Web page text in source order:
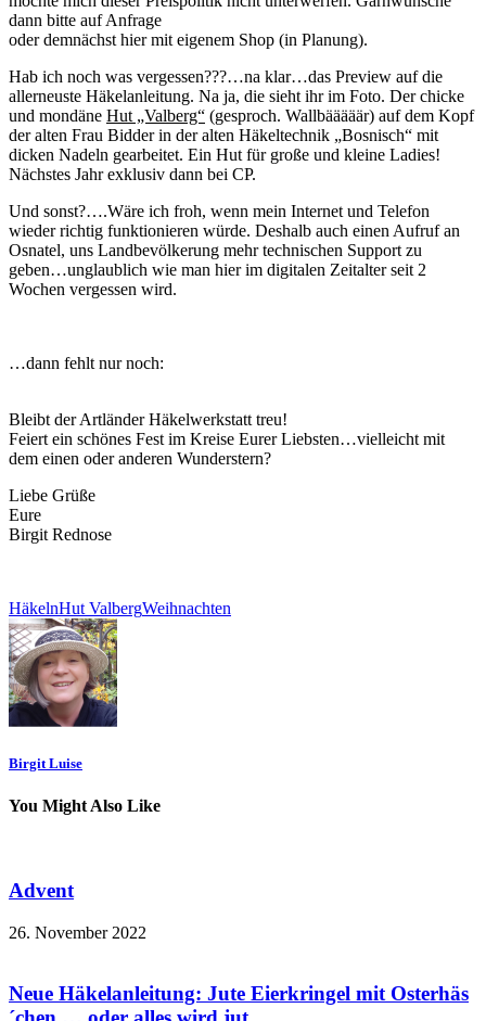
dann bitte auf Anfrage
oder demnächst hier mit eigenem Shop (in Planung).
Hab ich noch was vergessen???…na klar…das Preview auf die
allerneuste Häkelanleitung. Na ja, die sieht ihr im Foto. Der chicke
und mondäne Hut „Valberg“ (gesproch. Wallbääääär) auf dem Kopf
der alten Frau Bidder in der alten Häkeltechnik „Bosnisch“ mit
dicken Nadeln gearbeitet. Ein Hut für große und kleine Ladies!
Nächstes Jahr exklusiv dann bei CP.
Und sonst?….Wäre ich froh, wenn mein Internet und Telefon
wieder richtig funktionieren würde. Deshalb auch einen Aufruf an
Osnatel, uns Landbevölkerung mehr technischen Support zu
geben…unglaublich wie man hier im digitalen Zeitalter seit 2
Wochen vergessen wird.
…dann fehlt nur noch:
Bleibt der Artländer Häkelwerkstatt treu!
Feiert ein schönes Fest im Kreise Eurer Liebsten…vielleicht mit
dem einen oder anderen Wunderstern?
Liebe Grüße
Eure
Birgit Rednose
HäkelnHut ValbergWeihnachten
Birgit Luise
You Might Also Like
Advent
26. November 2022
Neue Häkelanleitung: Jute Eierkringel mit Osterhäs